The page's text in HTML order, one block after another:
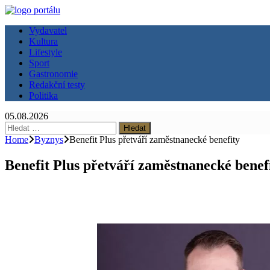
Vydavatel
Kultura
Lifestyle
Sport
Gastronomie
Redakční testy
Politika
05.08.2026
Vyhledávání
Home Byznys Benefit Plus přetváří zaměstnanecké benefity
Benefit Plus přetváří zaměstnanecké